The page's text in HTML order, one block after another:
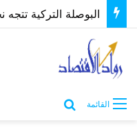
القائمة